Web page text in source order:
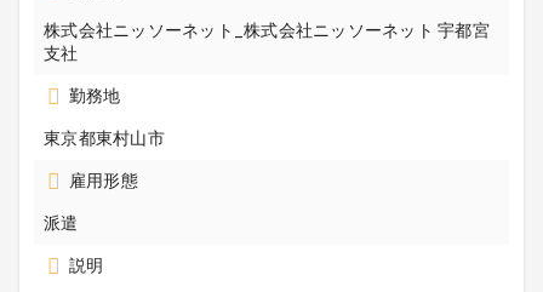
株式会社ニッソーネット_株式会社ニッソーネット 宇都宮
支社
勤務地
東京都東村山市
雇用形態
派遣
説明